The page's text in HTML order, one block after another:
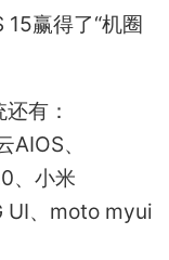
赢得了“机圈
有：
、
、小米
UI、moto myui